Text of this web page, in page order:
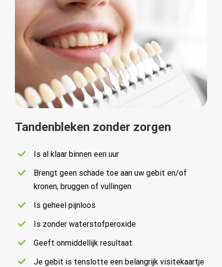
Tandenbleken zonder zorgen
Is al klaar binnen een uur
Brengt geen schade toe aan uw gebit en/of
kronen, bruggen of vullingen
Is geheel pijnloos
Is zonder waterstofperoxide
Geeft onmiddellijk resultaat
Je gebit is tenslotte een belangrijk visitekaartje